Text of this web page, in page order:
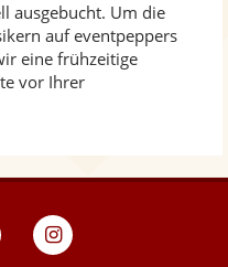
ausgebucht. Um die
auf eventpeppers
eine frühzeitige
vor Ihrer
Blog
eventpeppers